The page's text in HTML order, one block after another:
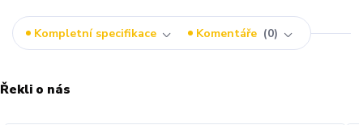
Kompletní specifikace Komentáře 0
Řekli o nás